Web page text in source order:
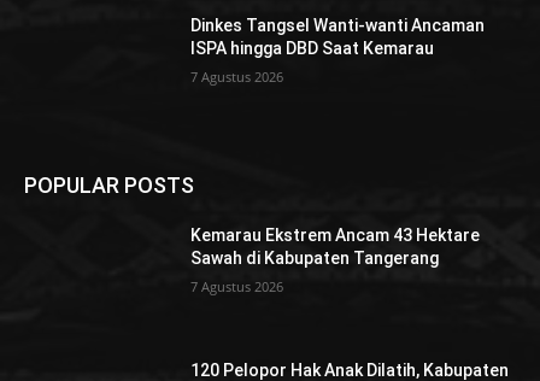
Dinkes Tangsel Wanti-wanti Ancaman
ISPA hingga DBD Saat Kemarau
7 Agustus 2026
POPULAR POSTS
Kemarau Ekstrem Ancam 43 Hektare
Sawah di Kabupaten Tangerang
7 Agustus 2026
120 Pelopor Hak Anak Dilatih, Kabupaten